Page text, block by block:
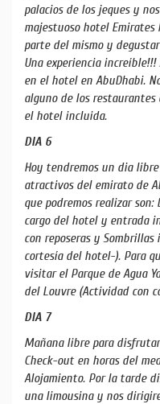
palacios de los jeques y
majestuoso hotel Emirates
parte del mismo y
Una experiencia
en el hotel en AbuDhabi.
alguno de los restaurantes
el hotel incluida.
DIA 6
Hoy tendremos un dia
atractivos del emirato de
que podremos realizar
cargo del hotel y entrada
con reposeras y
cortesía del hotel-). Para
visitar el Parque de Agua
del Louvre (Actividad con
DIA 7
Mañana libre para
Check-out en horas del
Alojamiento. Por la tarde
una limousina y nos